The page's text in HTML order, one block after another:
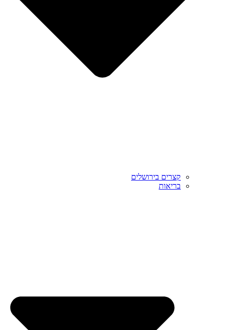
קצרים בירושלים
בריאות